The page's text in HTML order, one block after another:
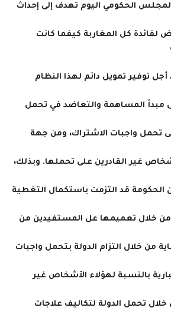
الحكومي اليوم تهدف إلى إحداث
كل المغاربة كيفما كانت
توفير تمويل دائم لهذا النظام
مبدأ المساهمة والتعاضد في تحمل
تحمل واجبات الاشتراك، ومن جهة
غير القادرين على تحملها. وبذلك،
الحكومة قد التزمت باستكمال التغطية
خلال تعميمها عل المستفيدين من
من خلال التزام الدولة بتحمل واجبات
بالنسبة لهؤلاء الأشخاص غير
خلال تحمل الدولة لتكاليف علاجات